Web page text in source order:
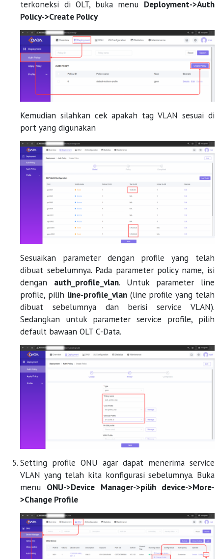
terkoneksi di OLT, buka menu Deployment->Auth
Policy->Create Policy
Kemudian silahkan cek apakah tag VLAN sesuai di
port yang digunakan
Sesuaikan parameter dengan profile yang telah
dibuat sebelumnya. Pada parameter policy name, isi
dengan auth_profile_vlan. Untuk parameter line
profile, pilih line-profile_vlan(line profile yang telah
dibuat sebelumnya dan berisi service VLAN).
Sedangkan untuk parameter service profile, pilih
default bawaan OLT C-Data.
Setting profile ONU agar dapat menerima service
VLAN yang telah kita konfigurasi sebelumnya. Buka
menu ONU->Device Manager->pilih device->More-
>Change Profile